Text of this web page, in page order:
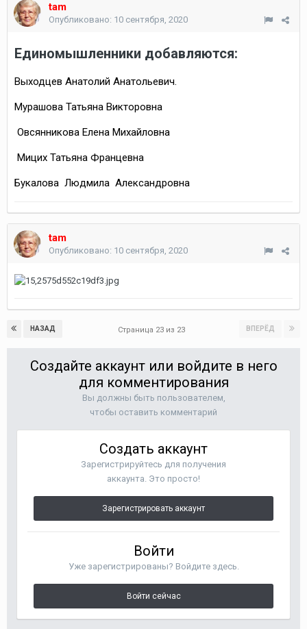
tam
Опубликовано: 10 сентября, 2020
Единомышленники добавляются:
Выходцев Анатолий Анатольевич.
Мурашова Татьяна Викторовна
Овсянникова Елена Михайловна
Мицих Татьяна Францевна
Букалова Людмила Александровна
tam
Опубликовано: 10 сентября, 2020
НАЗАД ВПЕРЁД
Страница 23 из 23
Создайте аккаунт или войдите в него
для комментирования
Вы должны быть пользователем,
чтобы оставить комментарий
Создать аккаунт
Зарегистрируйтесь для получения
аккаунта. Это просто!
Зарегистрировать аккаунт
Войти
Уже зарегистрированы? Войдите здесь.
Войти сейчас